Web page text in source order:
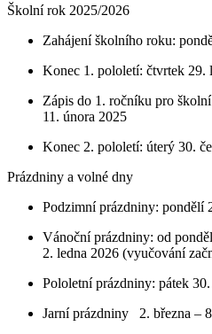
Školní rok 2025/2026
Zahájení školního roku:
Konec 1. pololetí: čtvrtek 29.
Zápis do 1. ročníku pro
11. února 2025
Konec 2. pololetí: úterý 30.
Prázdniny a volné dny
Podzimní prázdniny: pondělí
Vánoční prázdniny: od
2. ledna 2026 (vyučování
Pololetní prázdniny: pátek
Jarní prázdniny 2. března –